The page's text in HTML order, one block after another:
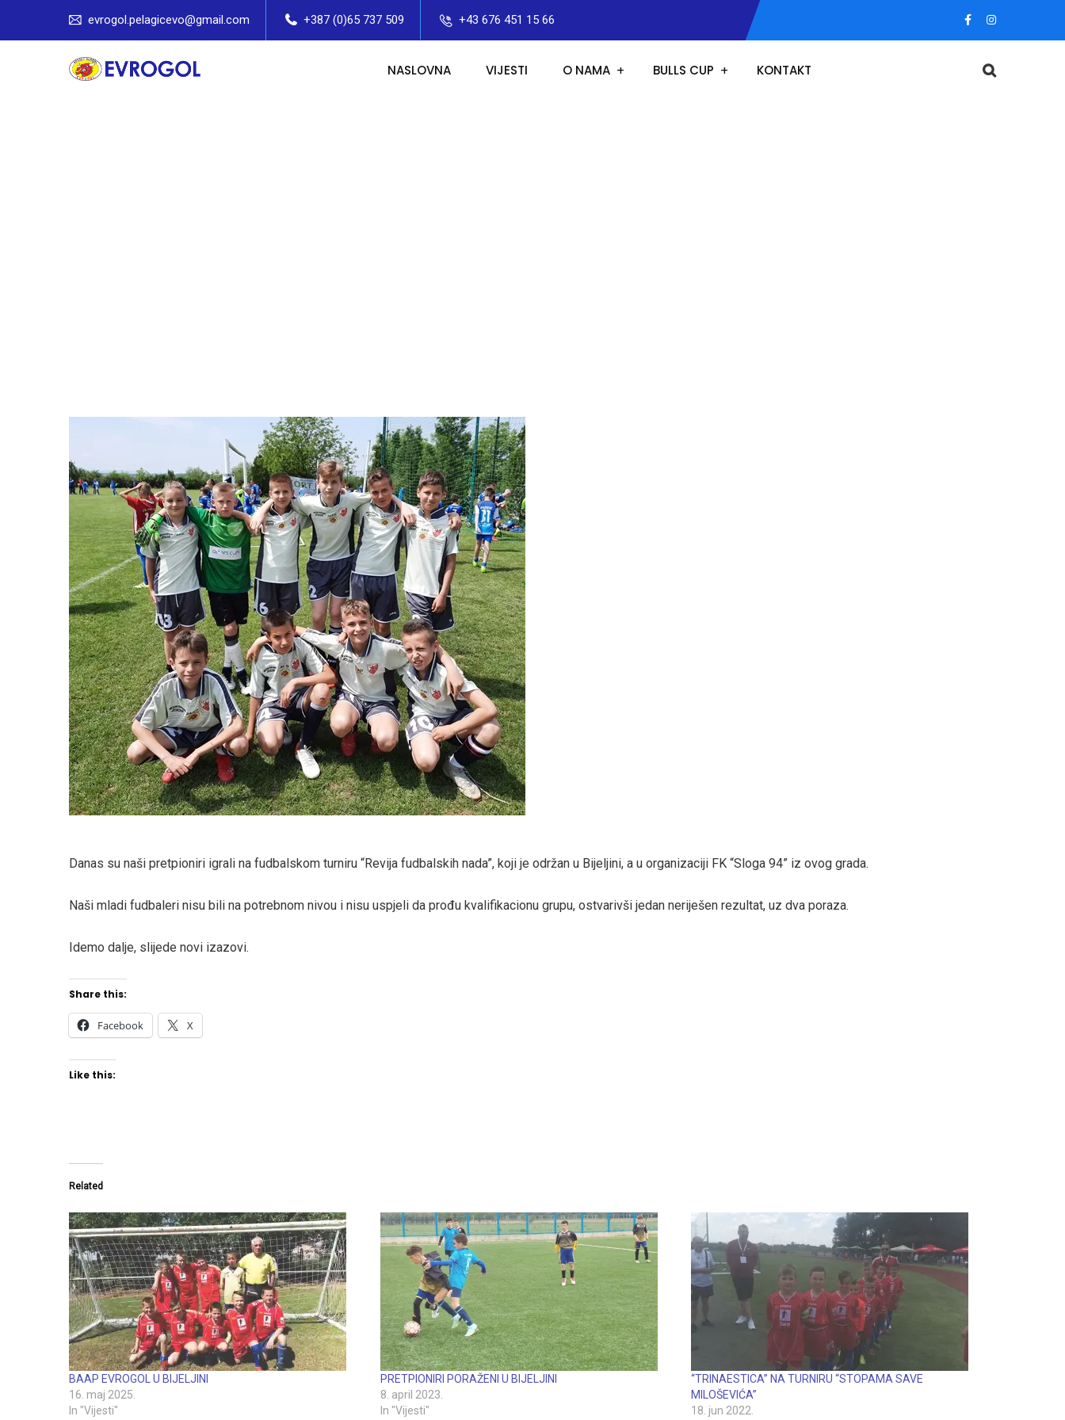
evrogol.pelagicevo@gmail.com +387 (0)65 737 509 +43 676 451 15 66
NASLOVNA VIJESTI O NAMA BULLS CUP KONTAKT
Danas su naši pretpioniri igrali na fudbalskom turniru “Revija fudbalskih nada”, koji je održan u Bijeljini, a u organizaciji FK “Sloga 94” iz ovog grada.
Naši mladi fudbaleri nisu bili na potrebnom nivou i nisu uspjeli da prođu kvalifikacionu grupu, ostvarivši jedan neriješen rezultat, uz dva poraza.
Idemo dalje, slijede novi izazovi.
Share this:
Facebook X
Like this:
Related
BAAP EVROGOL U BIJELJINI
16. maj 2025.
In "Vijesti"
PRETPIONIRI PORAŽENI U BIJELJINI
8. april 2023.
In "Vijesti"
“TRINAESTICA” NA TURNIRU “STOPAMA SAVE
MILOŠEVIĆA”
18. jun 2022.